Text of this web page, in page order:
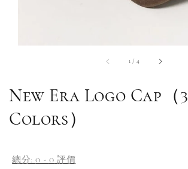
1 / 4
New Era Logo Cap（3
Colors）
總分:0 - 0 評價